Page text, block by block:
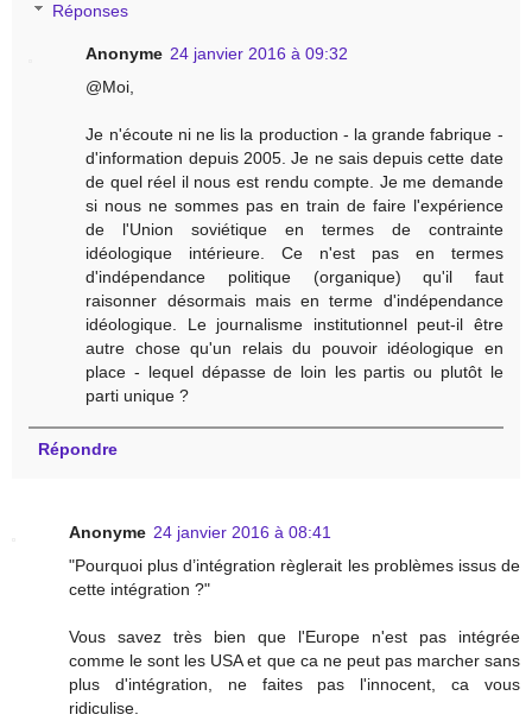
Réponses
Anonyme 24 janvier 2016 à 09:32
@Moi,
Je n'écoute ni ne lis la production - la grande fabrique -
d'information depuis 2005. Je ne sais depuis cette date
de quel réel il nous est rendu compte. Je me demande
si nous ne sommes pas en train de faire l'expérience
de l'Union soviétique en termes de contrainte
idéologique intérieure. Ce n'est pas en termes
d'indépendance politique (organique) qu'il faut
raisonner désormais mais en terme d'indépendance
idéologique. Le journalisme institutionnel peut-il être
autre chose qu'un relais du pouvoir idéologique en
place - lequel dépasse de loin les partis ou plutôt le
parti unique ?
Répondre
Anonyme 24 janvier 2016 à 08:41
"Pourquoi plus d’intégration règlerait les problèmes issus de
cette intégration ?"
Vous savez très bien que l'Europe n'est pas intégrée
comme le sont les USA et que ca ne peut pas marcher sans
plus d'intégration, ne faites pas l'innocent, ca vous
ridiculise.